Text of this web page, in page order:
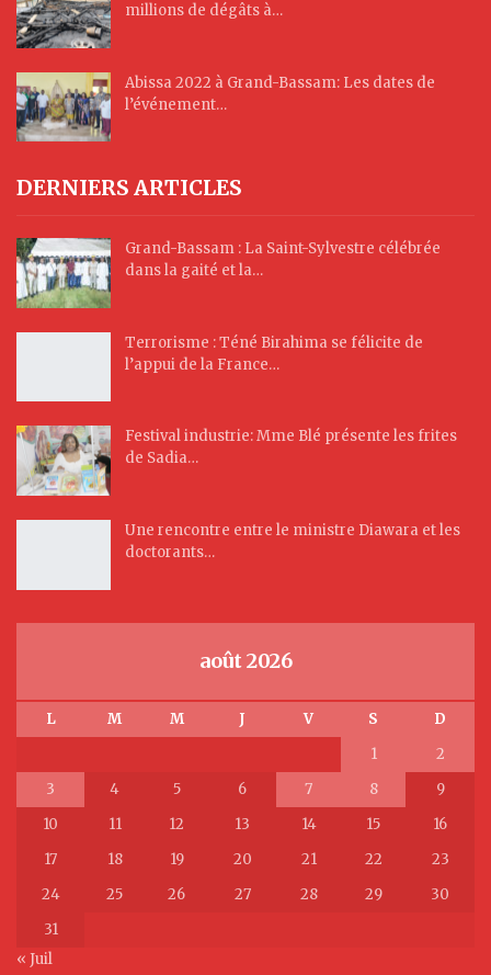
millions de dégâts à…
Abissa 2022 à Grand-Bassam: Les dates de
l’événement…
DERNIERS ARTICLES
Grand-Bassam : La Saint-Sylvestre célébrée
dans la gaité et la…
Terrorisme : Téné Birahima se félicite de
l’appui de la France…
Festival industrie: Mme Blé présente les frites
de Sadia…
Une rencontre entre le ministre Diawara et les
doctorants…
août 2026
L M M J V S
D
1
2
3
4 5 6 7 8
9
10
11 12 13 14 15
16
17
18 19 20 21 22
23
24
25 26 27 28 29
30
31
« Juil